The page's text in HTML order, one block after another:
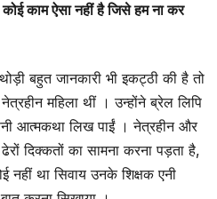
कोई काम ऐसा नहीं है जिसे हम ना कर
बहुत जानकारी भी इकट्ठी की है तो
महिला थीं । उन्होंने ब्रेल लिपि
आत्मकथा लिख पाईं । नेत्रहीन और
दिक्कतों का सामना करना पड़ता है,
था सिवाय उनके शिक्षक एनी